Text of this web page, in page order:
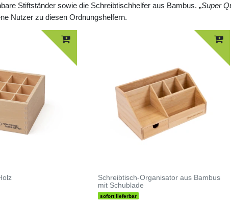
Stiftständer sowie die Schreibtischhelfer aus Bambus. „Super
Nutzer zu diesen Ordnungshelfern.
Schreibtisch-Organisator aus Bambus
mit Schublade
sofort lieferbar